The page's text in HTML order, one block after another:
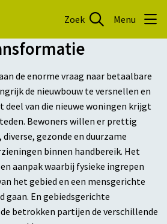
Zoek Menu
de enorme vraag naar betaalbare
de nieuwbouw te versnellen en
deel van die nieuwe woningen krijgt
Bewoners willen er prettig
gezonde en duurzame
binnen handbereik. Het
aanpak waarbij fysieke ingrepen
het gebied en een mensgerichte
gaan. En gebiedsgerichte
betrokken partijen de verschillende